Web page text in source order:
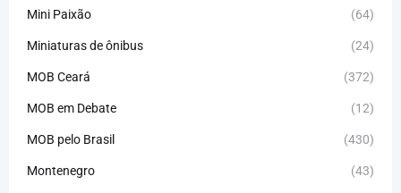
Mini Paixão (64)
Miniaturas de ônibus (24)
MOB Ceará (372)
MOB em Debate (12)
MOB pelo Brasil (430)
Montenegro (43)